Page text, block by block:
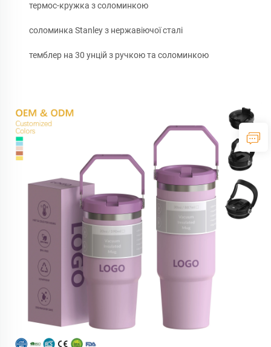
термос-кружка з соломинкою
соломинка Stanley з нержавіючої сталі
темблер на 30 унцій з ручкою та соломинкою